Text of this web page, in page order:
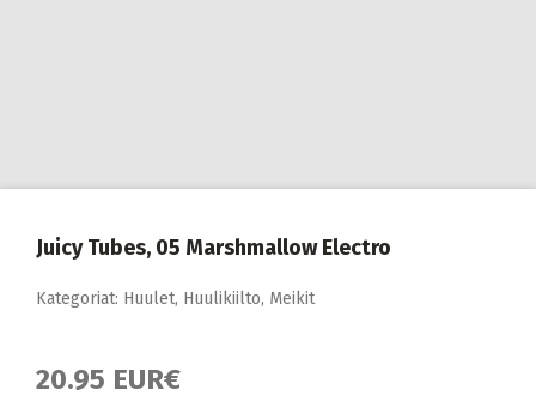
Juicy Tubes, 05 Marshmallow Electro
Kategoriat: Huulet, Huulikiilto, Meikit
20.95 EUR€